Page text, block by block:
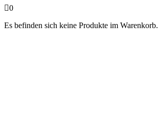
0
Es befinden sich keine Produkte im Warenkorb.